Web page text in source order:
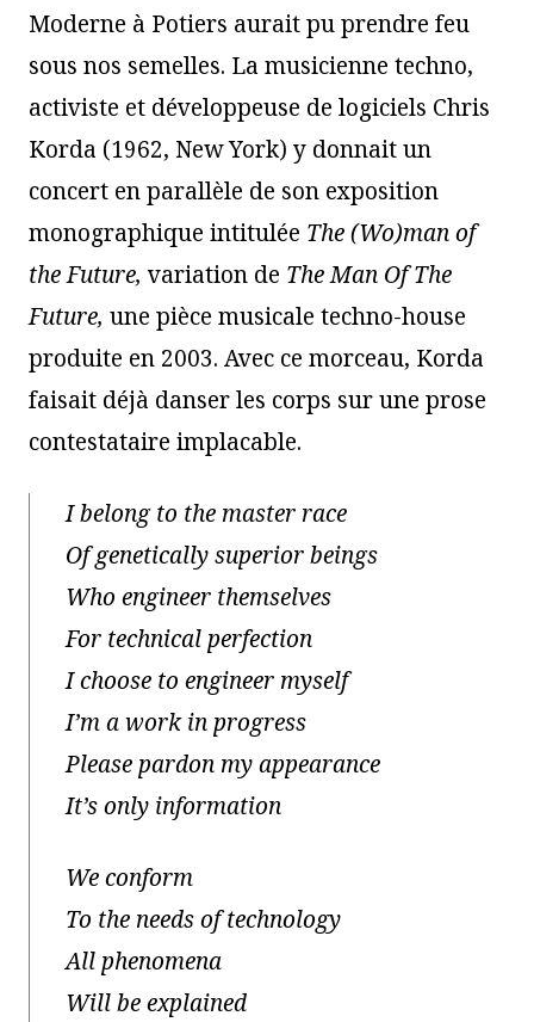
Moderne à Potiers aurait pu prendre feu
sous nos semelles. La musicienne techno,
activiste et développeuse de logiciels Chris
Korda (1962, New York) y donnait un
concert en parallèle de son exposition
monographique intitulée The (Wo)man of
the Future,variation de The Man Of The
Future, une pièce musicale techno-house
produite en 2003. Avec ce morceau, Korda
faisait déjà danser les corps sur une prose
contestataire implacable.
I belong to the master race
Of genetically superior beings
Who engineer themselves
For technical perfection
I choose to engineer myself
I’m a work in progress
Please pardon my appearance
It’s only information
We conform
To the needs of technology
All phenomena
Will be explained